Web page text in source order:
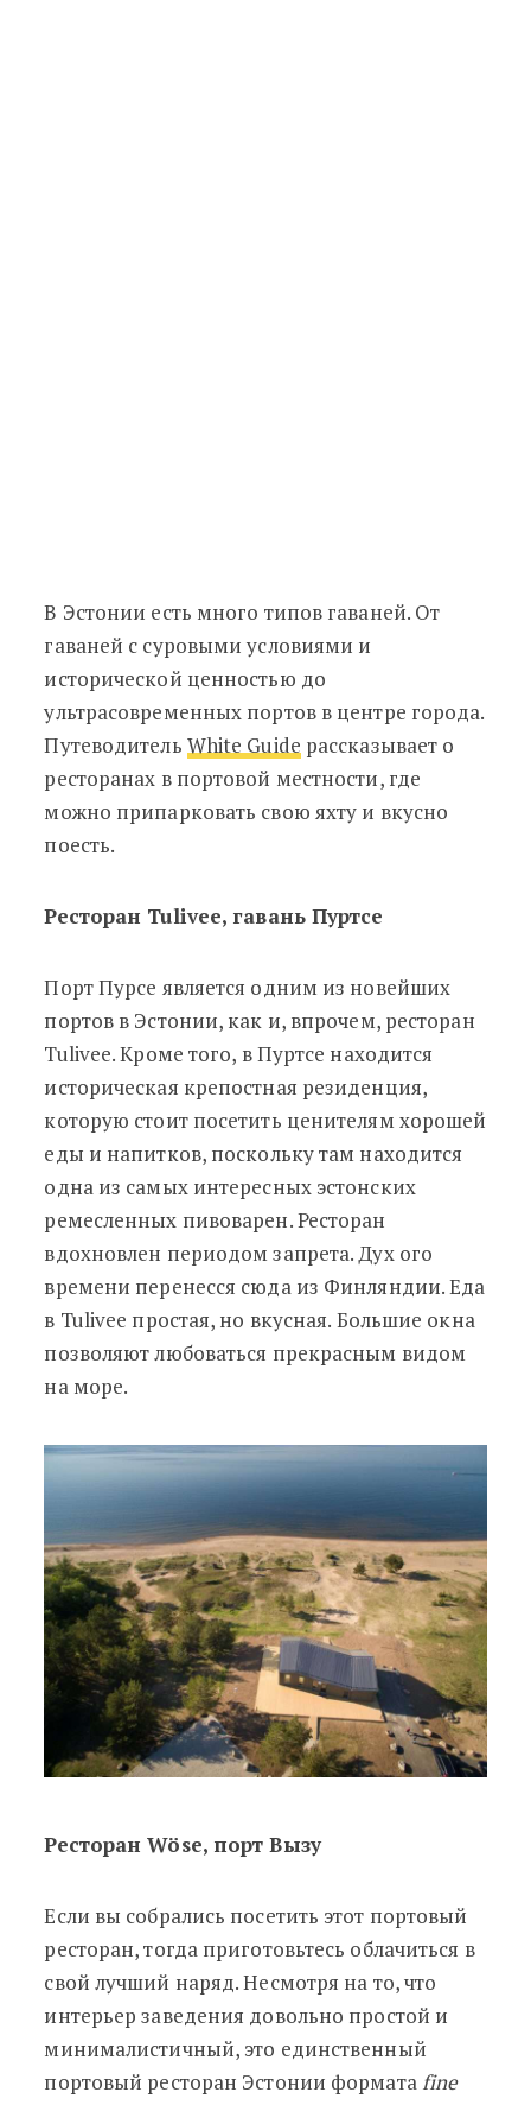
В Эстонии есть много типов гаваней. От
гаваней с суровыми условиями и
исторической ценностью до
ультрасовременных портов в центре города.
Путеводитель White Guide рассказывает о
ресторанах в портовой местности, где
можно припарковать свою яхту и вкусно
поесть.
Ресторан Tulivee, гавань Пуртсе
Порт Пурсе является одним из новейших
портов в Эстонии, как и, впрочем, ресторан
Tulivee. Кроме того, в Пуртсе находится
историческая крепостная резиденция,
которую стоит посетить ценителям хорошей
еды и напитков, поскольку там находится
одна из самых интересных эстонских
ремесленных пивоварен. Ресторан
вдохновлен периодом запрета. Дух ого
времени перенесся сюда из Финляндии. Еда
в Tulivee простая, но вкусная. Большие окна
позволяют любоваться прекрасным видом
на море.
Ресторан Wöse, порт Вызу
Если вы собрались посетить этот портовый
ресторан, тогда приготовьтесь облачиться в
свой лучший наряд. Несмотря на то, что
интерьер заведения довольно простой и
минималистичный, это единственный
портовый ресторан Эстонии формата fine